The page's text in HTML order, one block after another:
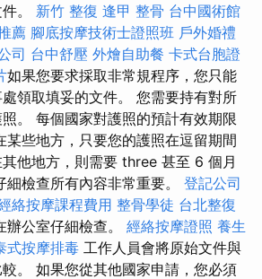
。 新竹 整復 逢甲 整骨 台中國術館
薦 腳底按摩技術士證照班 戶外婚禮
司 台中舒壓 外燴自助餐 卡式台胞證
如果您要求採取非常規程序，您只能
領取填妥的文件。 您需要持有對所
。 每個國家對護照的預計有效期限
某些地方，只要您的護照在逗留期間
他地方，則需要 three 甚至 6 個月
檢查所有內容非常重要。 登記公司
絡按摩課程費用 整骨學徒 台北整復
辦公室仔細檢查。 經絡按摩證照 養生
式按摩排毒 工作人員會將原始文件與
。 如果您從其他國家申請，您必須